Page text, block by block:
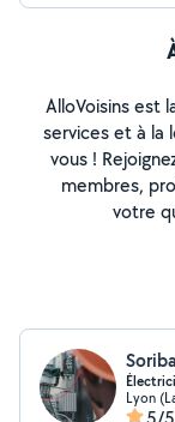
AlloVoisins est
services et à la
vous !
membres,
votre
Lyon